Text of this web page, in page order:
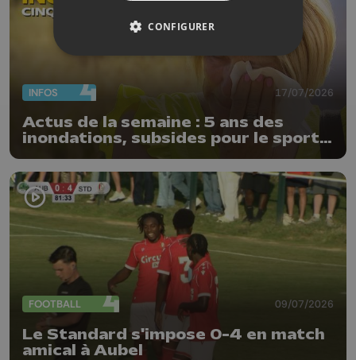
INFOS 17/07/2026
Actus de la semaine : 5 ans des
inondations, subsides pour le sport
et feu d'artifice
FOOTBALL 09/07/2026
Le Standard s'impose 0-4 en match
amical à Aubel
CONFIGURER